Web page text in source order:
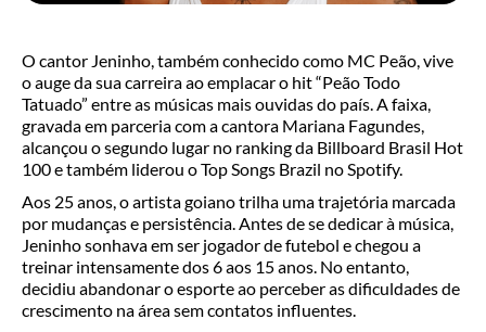
O cantor Jeninho, também conhecido como MC Peão, vive
o auge da sua carreira ao emplacar o hit “Peão Todo
Tatuado” entre as músicas mais ouvidas do país. A faixa,
gravada em parceria com a cantora Mariana Fagundes,
alcançou o segundo lugar no ranking da Billboard Brasil Hot
100 e também liderou o Top Songs Brazil no Spotify.
Aos 25 anos, o artista goiano trilha uma trajetória marcada
por mudanças e persistência. Antes de se dedicar à música,
Jeninho sonhava em ser jogador de futebol e chegou a
treinar intensamente dos 6 aos 15 anos. No entanto,
decidiu abandonar o esporte ao perceber as dificuldades de
crescimento na área sem contatos influentes.